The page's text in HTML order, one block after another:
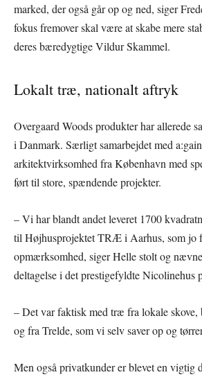
marked, der også går op og ned, siger
fokus fremover skal være at skabe mere
deres bæredygtige Vildur Skammel.
Lokalt træ, nationalt aftryk
Overgaard Woods produkter har allerede
i Danmark. Særligt samarbejdet med
arkitektvirksomhed fra København med
ført til store, spændende projekter.
– Vi har blandt andet leveret 1700
til Højhusprojektet TRÆ i Aarhus, som jo
opmærksomhed, siger Helle stolt og
deltagelse i det prestigefyldte Nicolinehus
– Det var faktisk med træ fra lokale skove,
og fra Trelde, som vi selv saver op og
Men også privatkunder er blevet en vigtig